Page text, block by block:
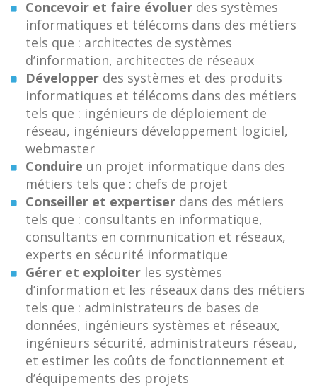
Concevoir et faire évoluer des systèmes
informatiques et télécoms dans des métiers
tels que : architectes de systèmes
d’information, architectes de réseaux
Développer des systèmes et des produits
informatiques et télécoms dans des métiers
tels que : ingénieurs de déploiement de
réseau, ingénieurs développement logiciel,
webmaster
Conduire un projet informatique dans des
métiers tels que : chefs de projet
Conseiller et expertiser dans des métiers
tels que : consultants en informatique,
consultants en communication et réseaux,
experts en sécurité informatique
Gérer et exploiter les systèmes
d’information et les réseaux dans des métiers
tels que : administrateurs de bases de
données, ingénieurs systèmes et réseaux,
ingénieurs sécurité, administrateurs réseau,
et estimer les coûts de fonctionnement et
d’équipements des projets